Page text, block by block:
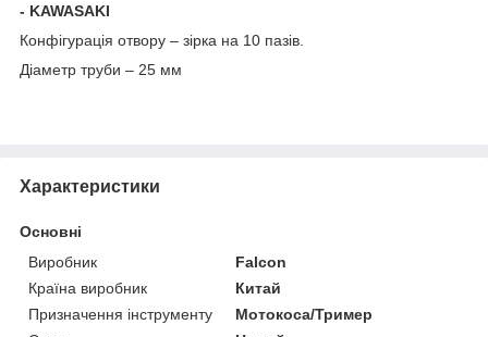
- KAWASAKI
Конфігурація отвору – зірка на 10 пазів.
Діаметр труби – 25 мм
Характеристики
Основні
Виробник
Falcon
Країна виробник
Китай
Призначення інструменту
Мотокоса/Тример